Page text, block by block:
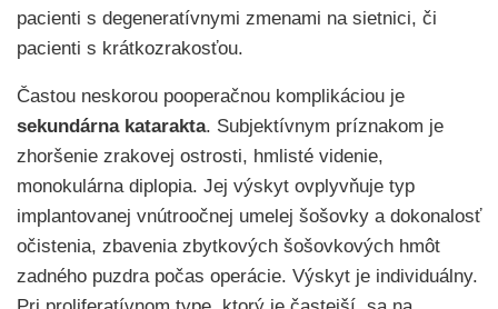
pacienti s degeneratívnymi zmenami na sietnici, či
pacienti s krátkozrakosťou.
Častou neskorou pooperačnou komplikáciou je
sekundárna katarakta. Subjektívnym príznakom je
zhoršenie zrakovej ostrosti, hmlisté videnie,
monokulárna diplopia. Jej výskyt ovplyvňuje typ
implantovanej vnútroočnej umelej šošovky a dokonalosť
očistenia, zbavenia zbytkových šošovkových hmôt
zadného puzdra počas operácie. Výskyt je individuálny.